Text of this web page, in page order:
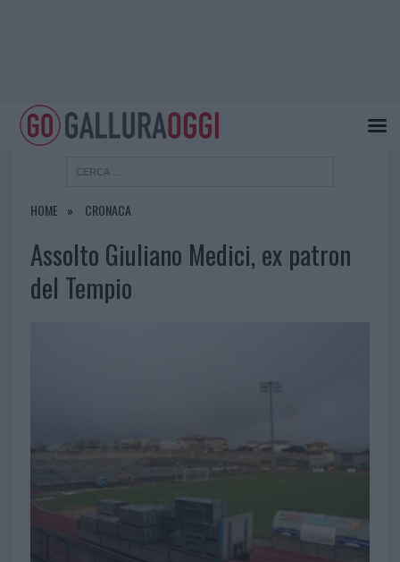
HOME CRONACA
Assolto Giuliano Medici, ex patron
del Tempio